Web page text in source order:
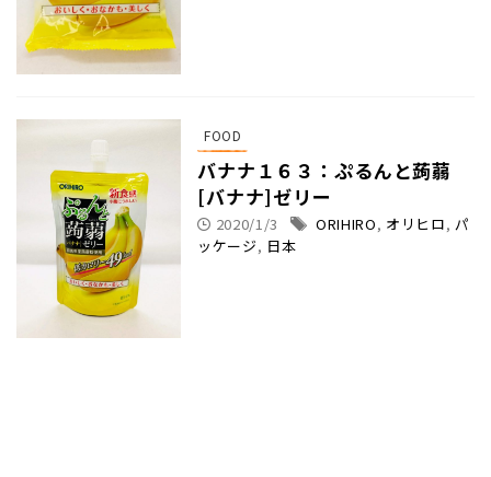
FOOD
バナナ１６３：ぷるんと蒟蒻
[バナナ]ゼリー
2020/1/3 ORIHIRO, オリヒロ, パ
ッケージ, 日本